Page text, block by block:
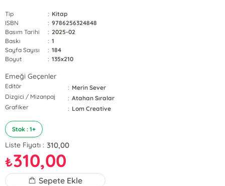
Tip : Kitap
ISBN
: 9786256324848
Basım Tarihi
: 2025-02
Baskı
: 1
Sayfa Sayısı
: 184
Boyut
: 135x210
Emeği Geçenler
Editör : Merin Sever
Dizgici / Mizanpaj
: Atahan Sıralar
Grafiker
: Lom Creative
Stok : 1+
Liste Fiyatı : 310,00
₺310,00
Sepete Ekle